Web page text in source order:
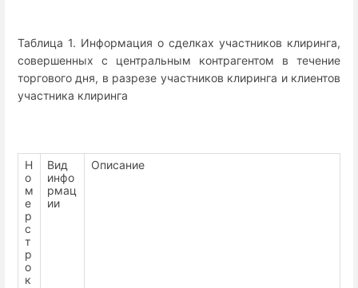
Таблица 1. Информация о сделках участников клиринга,
совершенных с центральным контрагентом в течение
торгового дня, в разрезе участников клиринга и клиентов
участника клиринга
Н
о
м
е
р
с
т
р
о
к
Вид
инфо
рмац
ии
Описание